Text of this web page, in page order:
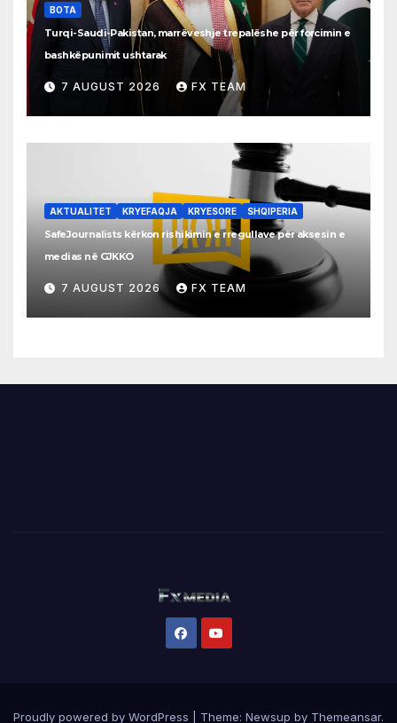
BOTA
Turqi-Saudi-Pakistan, marrëveshje trepalëshe për forcimin e
bashkëpunimit ushtarak
7 AUGUST 2026 FX TEAM
AKTUALITET KRYEFAQJA KRYESORE SHQIPERIA
SafeJournalists kërkon rishikimin e rregullave për aksesin e
medias në GJKKO
7 AUGUST 2026 FX TEAM
Proudly powered by WordPress Theme: Newsup by Themeansar.